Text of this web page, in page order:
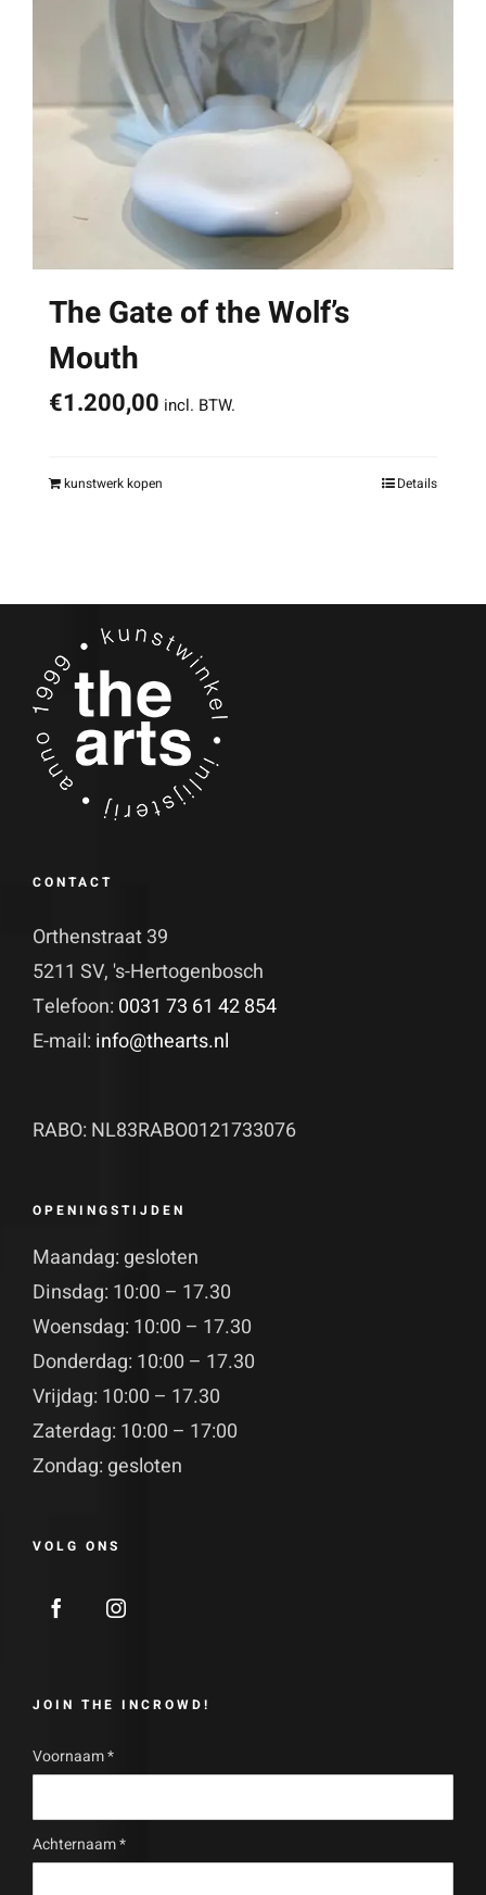
The Gate of the Wolf’s
Mouth
€1.200,00 incl. BTW.
kunstwerk kopen Details
CONTACT
Orthenstraat 39
5211 SV, 's-Hertogenbosch
Telefoon: 0031 73 61 42 854
E-mail: info@thearts.nl
RABO: NL83RABO0121733076
OPENINGSTIJDEN
Maandag: gesloten
Dinsdag: 10:00 – 17.30
Woensdag: 10:00 – 17.30
Donderdag: 10:00 – 17.30
Vrijdag: 10:00 – 17.30
Zaterdag: 10:00 – 17:00
Zondag: gesloten
VOLG ONS
JOIN THE INCROWD!
Voornaam*
Achternaam*